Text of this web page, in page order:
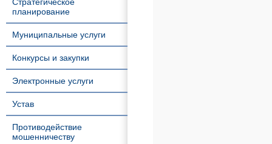
планирование
Муниципальные услуги
Конкурсы и закупки
Электронные услуги
Устав
Противодействие
мошенничеству